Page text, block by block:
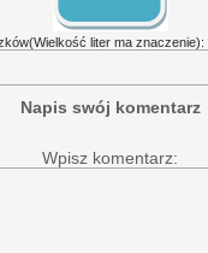
liter ma znaczenie):
Napis swój komentarz
Wpisz komentarz: